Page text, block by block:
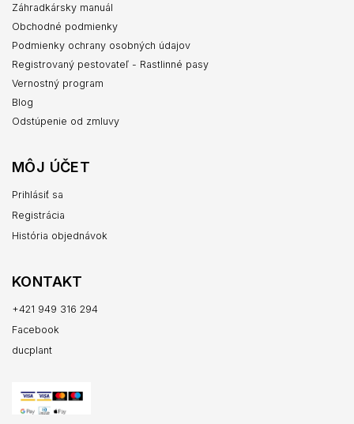
Záhradkársky manuál
Obchodné podmienky
Podmienky ochrany osobných údajov
Registrovaný pestovateľ - Rastlinné pasy
Vernostný program
Blog
Odstúpenie od zmluvy
MÔJ ÚČET
Prihlásiť sa
Registrácia
História objednávok
KONTAKT
+421 949 316 294
Facebook
ducplant